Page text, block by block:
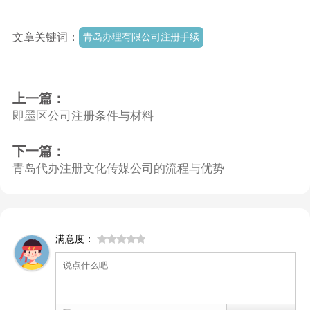
文章关键词： 青岛办理有限公司注册手续
上一篇：
即墨区公司注册条件与材料
下一篇：
青岛代办注册文化传媒公司的流程与优势
满意度：